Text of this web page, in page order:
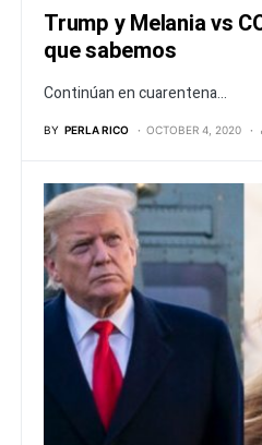
Trump y Melania vs
que sabemos
Continúan en cuarentena...
BY PERLA RICO OCTOBER 4, 2020